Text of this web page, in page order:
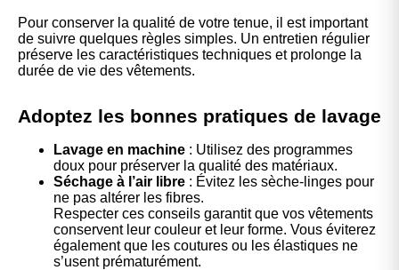
Pour conserver la qualité de votre tenue, il est important
de suivre quelques règles simples. Un entretien régulier
préserve les caractéristiques techniques et prolonge la
durée de vie des vêtements.
Adoptez les bonnes pratiques de lavage
Lavage en machine : Utilisez des programmes
doux pour préserver la qualité des matériaux.
Séchage à l’air libre : Évitez les sèche-linges pour
ne pas altérer les fibres.
Respecter ces conseils garantit que vos vêtements
conservent leur couleur et leur forme. Vous éviterez
également que les coutures ou les élastiques ne
s’usent prématurément.